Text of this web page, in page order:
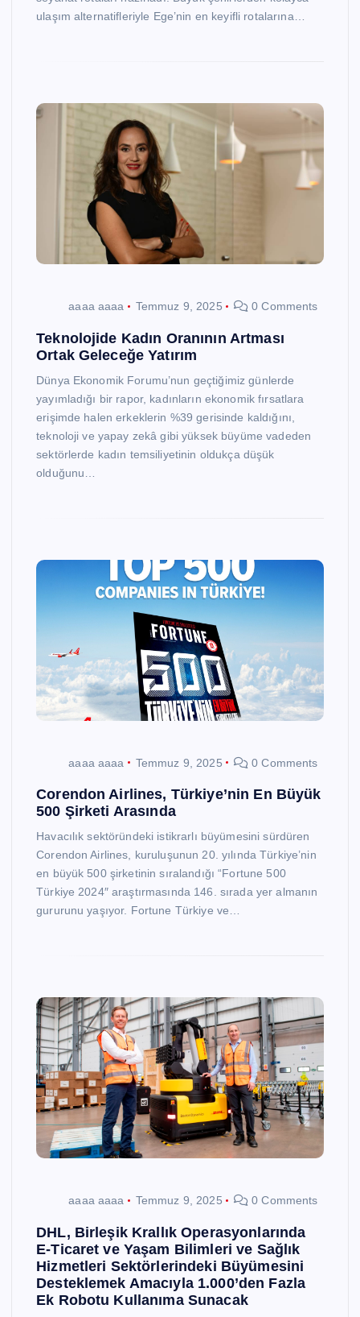
ulaşım alternatifleriyle Ege’nin en keyifli rotalarına…
aaaa aaaa Temmuz 9, 2025 0 Comments
Teknolojide Kadın Oranının Artması
Ortak Geleceğe Yatırım
Dünya Ekonomik Forumu’nun geçtiğimiz günlerde
yayımladığı bir rapor, kadınların ekonomik fırsatlara
erişimde halen erkeklerin %39 gerisinde kaldığını,
teknoloji ve yapay zekâ gibi yüksek büyüme vadeden
sektörlerde kadın temsiliyetinin oldukça düşük
olduğunu…
aaaa aaaa Temmuz 9, 2025 0 Comments
Corendon Airlines, Türkiye’nin En Büyük
500 Şirketi Arasında
Havacılık sektöründeki istikrarlı büyümesini sürdüren
Corendon Airlines, kuruluşunun 20. yılında Türkiye’nin
en büyük 500 şirketinin sıralandığı “Fortune 500
Türkiye 2024″ araştırmasında 146. sırada yer almanın
gururunu yaşıyor. Fortune Türkiye ve…
aaaa aaaa Temmuz 9, 2025 0 Comments
DHL, Birleşik Krallık Operasyonlarında
E-Ticaret ve Yaşam Bilimleri ve Sağlık
Hizmetleri Sektörlerindeki Büyümesini
Desteklemek Amacıyla 1.000’den Fazla
Ek Robotu Kullanıma Sunacak